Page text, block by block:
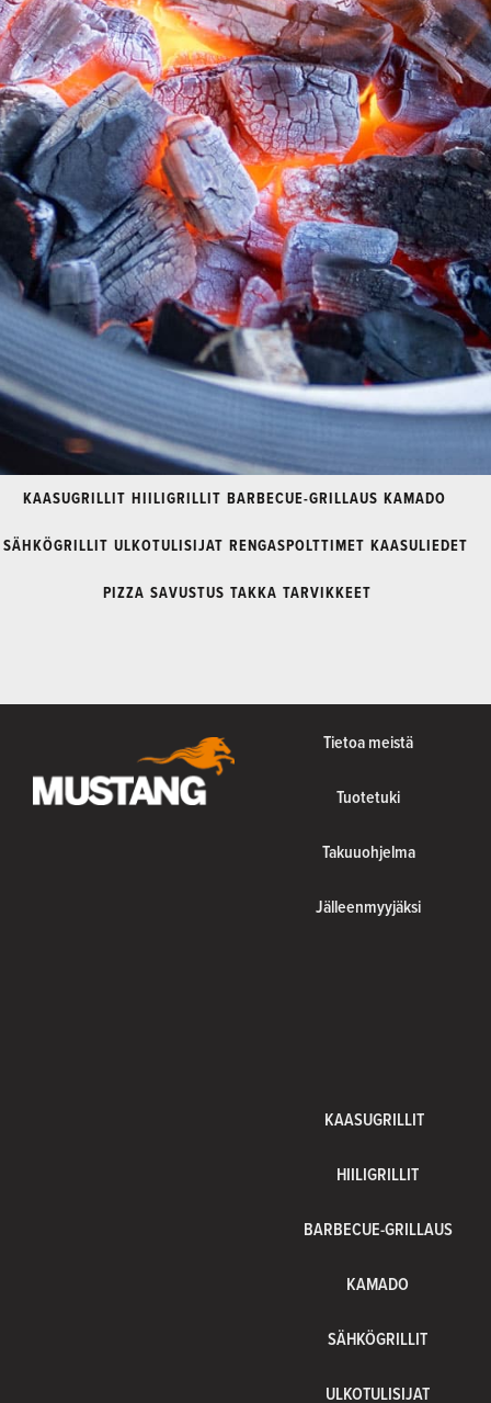
KAASUGRILLIT HIILIGRILLIT BARBECUE-GRILLAUS KAMADO
SÄHKÖGRILLIT ULKOTULISIJAT RENGASPOLTTIMET KAASULIEDET
PIZZA SAVUSTUS TAKKA TARVIKKEET
Tietoa meistä
Tuotetuki
Takuuohjelma
Jälleenmyyjäksi
KAASUGRILLIT
HIILIGRILLIT
BARBECUE-GRILLAUS
KAMADO
SÄHKÖGRILLIT
ULKOTULISIJAT